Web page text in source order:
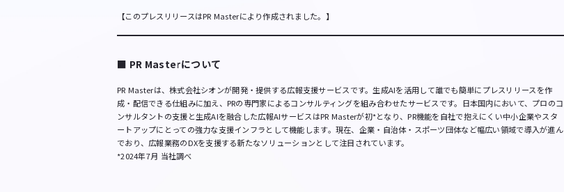
【このプレスリリースはPR Masterにより作成されました。】
■ PR Masterについて
PR Masterは、株式会社シオンが開発・提供する広報支援サービスです。生成AIを活用して誰でも簡単にプレスリリースを作
成・配信できる仕組みに加え、PRの専門家によるコンサルティングを組み合わせたサービスです。日本国内において、プロのコ
ンサルタントの支援と生成AIを融合した広報AIサービスはPR Masterが初*となり、PR機能を自社で抱えにくい中小企業やスタ
ートアップにとっての強力な支援インフラとして機能します。現在、企業・自治体・スポーツ団体など幅広い領域で導入が進ん
でおり、広報業務のDXを支援する新たなソリューションとして注目されています。
*2024年7月 当社調べ